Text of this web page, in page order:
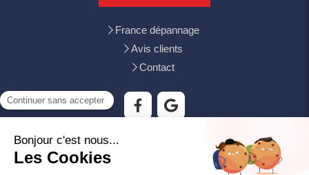
France dépannage
Avis clients
Contact
Tourcoing, Mouvaux, Villeneuve-d'Ascq, Wattrelos,
Croix, Wasquehal, Lys-lez-Lannoy, Bondues, Neuville-